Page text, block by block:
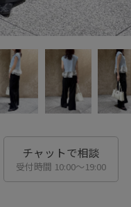
チャットで相談
受付時間 10:00〜19:00